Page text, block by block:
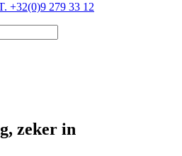
+32(0)9 279 33 12
zeker in